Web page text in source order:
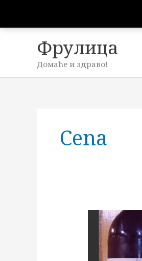
садржај
Фрулица
Домаће и здраво!
Cena
Боровница
пријатељ
срца